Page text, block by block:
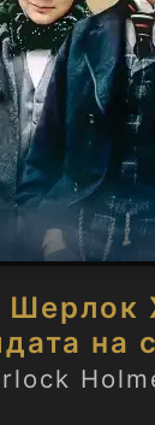
Шерлок
на